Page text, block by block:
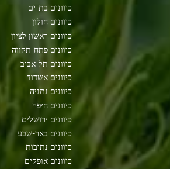
כיוונים בת-ים
כיוונים חולון
כיוונים ראשון לציון
כיוונים פתח-תקווה
כיוונים תל-אביב
כיוונים אשדוד
כיוונים נתניה
כיוונים חיפה
כיוונים ירושלים
כיוונים באר-שבע
כיוונים נתיבות
כיוונים אופקים